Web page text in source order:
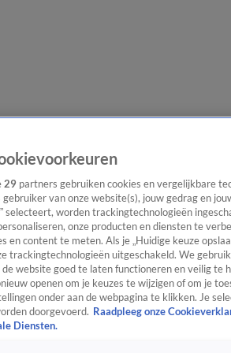
redactieNieuwsbrief
29 partners gebruiken cookies en vergelijkbare
gebruiker van onze website(s), jouw gedrag en
selecteert, worden trackingtechnologieën
onze producten en diensten te
en content te meten. Als je „Huidige keuze
trackingtechnologieën uitgeschakeld. We
de website goed te laten functioneren en veilig te
openen om je keuzes te wijzigen of om je
onder aan de webpagina te klikken. Je
doorgevoerd. Raadpleeg onze
Diensten.